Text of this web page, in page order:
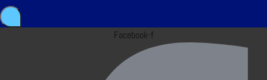
Facebook-f